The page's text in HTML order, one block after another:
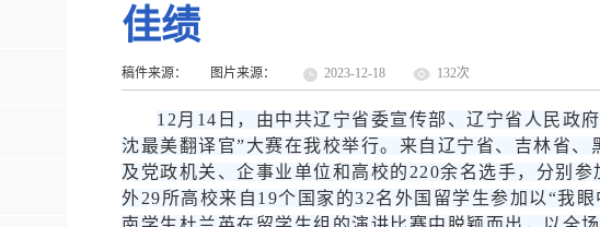
佳绩
稿件来源： 图片来源： 2023-12-18 132次
12月14日，由中共辽宁省委宣传部、辽宁省人民政
沈最美翻译官”大赛在我校举行。来自辽宁省、吉林省
及党政机关、企事业单位和高校的220余名选手，分别
外29所高校来自19个国家的32名外国留学生参加以“我